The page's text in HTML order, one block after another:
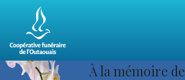
À la mémoire de